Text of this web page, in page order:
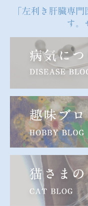
「左利き肝臓専
す。